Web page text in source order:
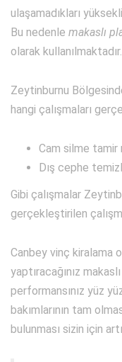
ulaşamadıkları
Bu nedenle makaslı
olarak kullanılmaktadır.
Zeytinburnu
hangi çalışmaları
Cam silme tamir
Dış cephe
Gibi çalışmalar
gerçekleştirilen
Canbey vinç kiralama
yaptıracağınız
performansınız yüz
bakımlarının tam
bulunması sizin için